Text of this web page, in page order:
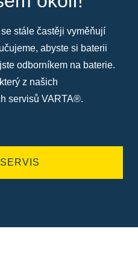
stále častěji vyměňují
abyste si baterii
odborníkem na baterie.
z našich
servisů VARTA®.